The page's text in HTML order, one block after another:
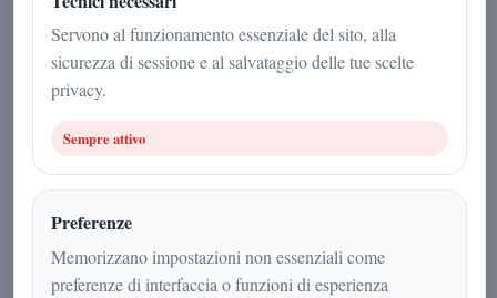
29 dicembre 2025
4min | Misteri
Servono al funzionamento essenziale del sito, alla
sicurezza di sessione e al salvataggio delle tue scelte
privacy.
Sempre attivo
Preferenze
Memorizzano impostazioni non essenziali come
preferenze di interfaccia o funzioni di esperienza